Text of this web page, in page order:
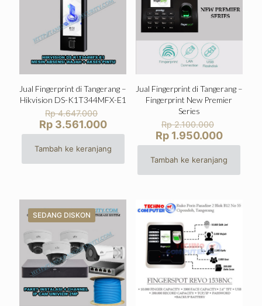
Jual Fingerprint di Tangerang –
Hikvision DS-K1T344MFX-E1
Rp4.647.000
aslinya
adalah:
Rp 4.647.000.
Rp3.561.000Harga
saat
ini
adalah:
Tambah ke keranjang
Jual Fingerprint di Tangerang –
Fingerprint New Premier
Series
Rp2.100.000
aslinya
adalah:
Rp
Rp1.950.000Harga
saat
ini
adalah:
Tambah ke keranjang
SEDANG DISKON